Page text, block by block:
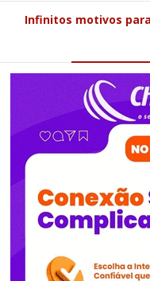
Infinitos motivos para